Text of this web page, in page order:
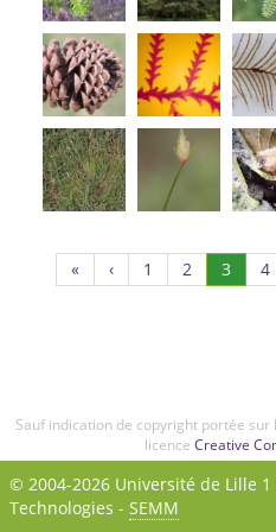
« ‹ 1
Page
1
2 Page
2
3 4
Sauf indication de copyright portée
licence Creative
© 2004-2026 Université de Lille 1
Technologies - SEMM